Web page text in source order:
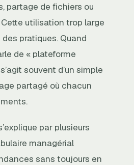
partage de fichiers ou
Cette utilisation trop large
pratiques. Quand
de « plateforme
souvent d’un simple
partagé où chacun
par plusieurs
managérial
sans toujours en